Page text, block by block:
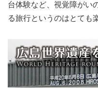
台体験など、視覚障がい
る旅行というのはとても